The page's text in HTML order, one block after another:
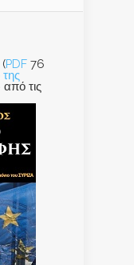
PDF 76
από τις